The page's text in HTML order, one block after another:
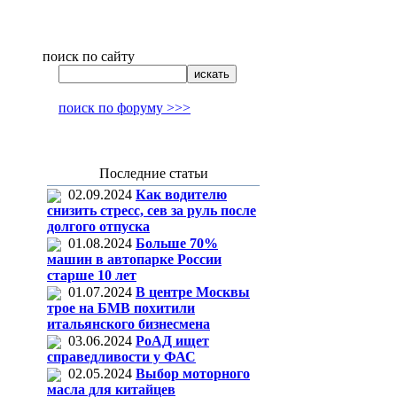
поиск по сайту
поиск по форуму >>>
Последние статьи
02.09.2024 Как водителю
снизить стресс, сев за руль после
долгого отпуска
01.08.2024 Больше 70%
машин в автопарке России
старше 10 лет
01.07.2024 В центре Москвы
трое на БМВ похитили
итальянского бизнесмена
03.06.2024 РоАД ищет
справедливости у ФАС
02.05.2024 Выбор моторного
масла для китайцев